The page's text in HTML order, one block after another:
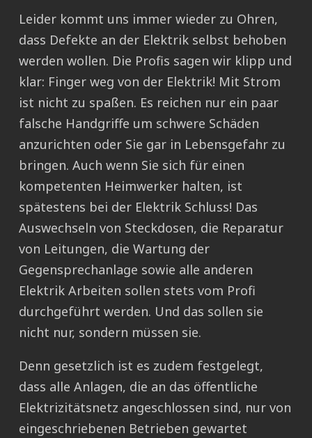
Leider kommt uns immer wieder zu Ohren,
dass Defekte an der Elektrik selbst behoben
werden wollen. Die Profis sagen wir klipp und
klar: Finger weg von der Elektrik! Mit Strom
ist nicht zu spaßen. Es reichen nur ein paar
falsche Handgriffe um schwere Schäden
anzurichten oder Sie gar in Lebensgefahr zu
bringen. Auch wenn Sie sich für einen
kompetenten Heimwerker halten, ist
spätestens bei der Elektrik Schluss! Das
Auswechseln von Steckdosen, die Reparatur
von Leitungen, die Wartung der
Gegensprechanlage sowie alle anderen
Elektrik Arbeiten sollen stets vom Profi
durchgeführt werden. Und das sollen sie
nicht nur, sondern müssen sie.
Denn gesetzlich ist es zudem festgelegt,
dass alle Anlagen, die an das öffentliche
Elektrizitätsnetz angeschlossen sind, nur von
eingeschriebenen Betrieben gewartet